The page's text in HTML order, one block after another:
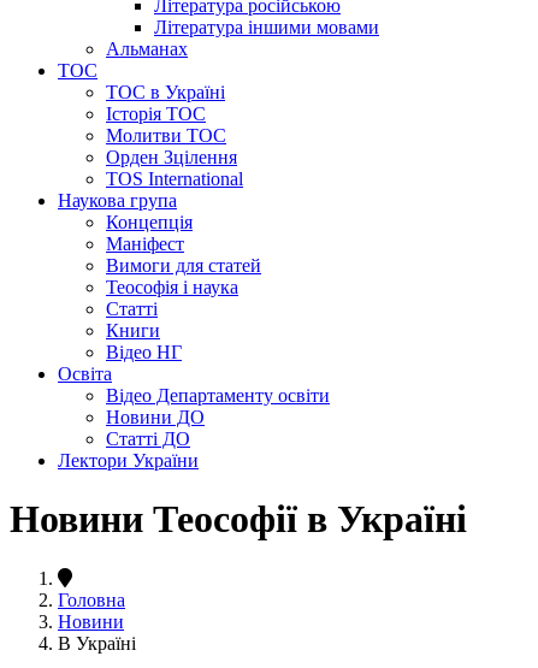
Література російською
Література іншими мовами
Альманах
ТОС
ТОС в Україні
Історія ТОС
Молитви ТОС
Орден Зцілення
TOS International
Наукова група
Концепція
Маніфест
Вимоги для статей
Теософія і наука
Статті
Книги
Відео НГ
Освіта
Відео Департаменту освіти
Новини ДО
Статті ДО
Лектори України
Новини Теософії в Україні
Головна
Новини
В Україні